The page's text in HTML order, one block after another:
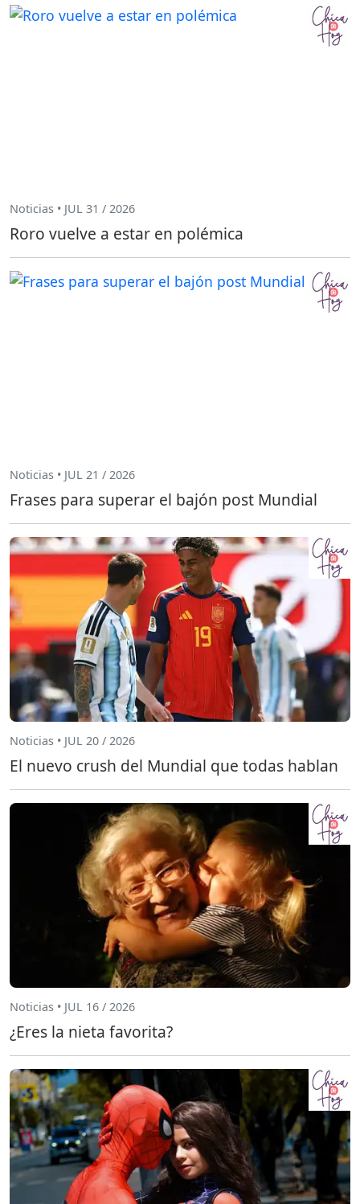
Noticias • JUL 31 / 2026
Roro vuelve a estar en polémica
Noticias • JUL 21 / 2026
Frases para superar el bajón post Mundial
Noticias • JUL 20 / 2026
El nuevo crush del Mundial que todas hablan
Noticias • JUL 16 / 2026
¿Eres la nieta favorita?